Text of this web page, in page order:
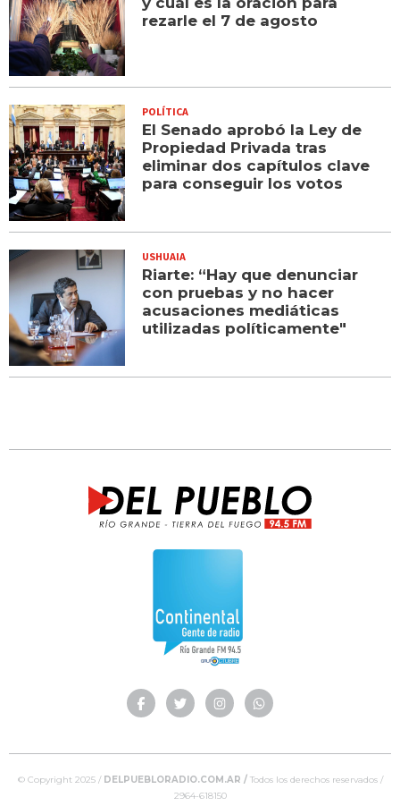
rezarle el 7 de agosto
POLÍTICA
El Senado aprobó la Ley de
Propiedad Privada tras
eliminar dos capítulos clave
para conseguir los votos
USHUAIA
Riarte: “Hay que denunciar
con pruebas y no hacer
acusaciones mediáticas
utilizadas políticamente"
© Copyright 2025 / DELPUEBLORADIO.COM.AR /Todos los derechos reservados /
2964-618150